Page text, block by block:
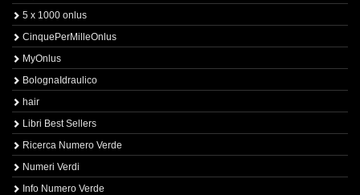
5 x 1000 onlus
CinquePerMilleOnlus
MyOnlus
BolognaIdraulico
hair
Libri Best Sellers
Ricerca Numero Verde
Numeri Verdi
Info Numero Verde